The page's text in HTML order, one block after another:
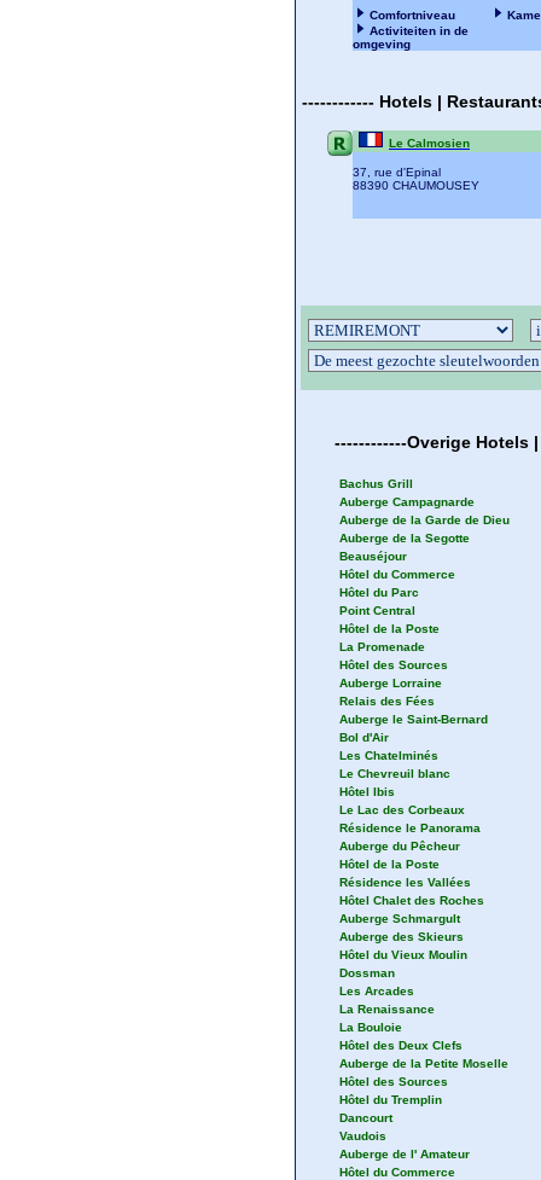
Comfortniveau
Activiteiten in de
omgeving
------------ Hotels |
Le Calmosien
37, rue d'Epinal
88390 CHAUMOUSEY
------------Overige Hotels
Bachus Grill
Auberge Campagnarde
Auberge de la Garde de Dieu
Auberge de la Segotte
Beauséjour
Hôtel du Commerce
Hôtel du Parc
Point Central
Hôtel de la Poste
La Promenade
Hôtel des Sources
Auberge Lorraine
Relais des Fées
Auberge le Saint-Bernard
Bol d'Air
Les Chatelminés
Le Chevreuil blanc
Hôtel Ibis
Le Lac des Corbeaux
Résidence le Panorama
Auberge du Pêcheur
Hôtel de la Poste
Résidence les Vallées
Hôtel Chalet des Roches
Auberge Schmargult
Auberge des Skieurs
Hôtel du Vieux Moulin
Dossman
Les Arcades
La Renaissance
La Bouloie
Hôtel des Deux Clefs
Auberge de la Petite Moselle
Hôtel des Sources
Hôtel du Tremplin
Dancourt
Vaudois
Auberge de l' Amateur
Hôtel du Commerce